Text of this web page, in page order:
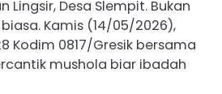
Lingsir, Desa Slempit. Bukan
Kamis (14/05/2026),
Kodim 0817/Gresik bersama
mushola biar ibadah